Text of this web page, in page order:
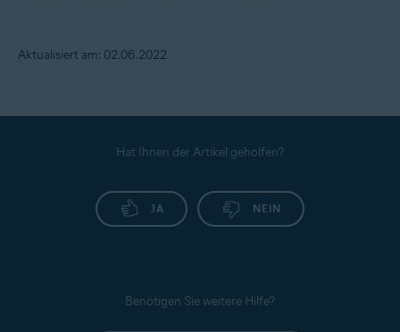
Aktualisiert am: 02.06.2022
Hat Ihnen der Artikel geholfen?
JA NEIN
Benötigen Sie weitere Hilfe?